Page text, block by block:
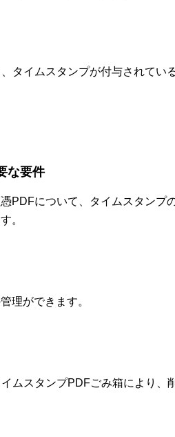
タイムスタンプが付与されてい
な要件
PDFについて、タイムスタンプ
。
理ができます。
ムスタンプPDFごみ箱により、